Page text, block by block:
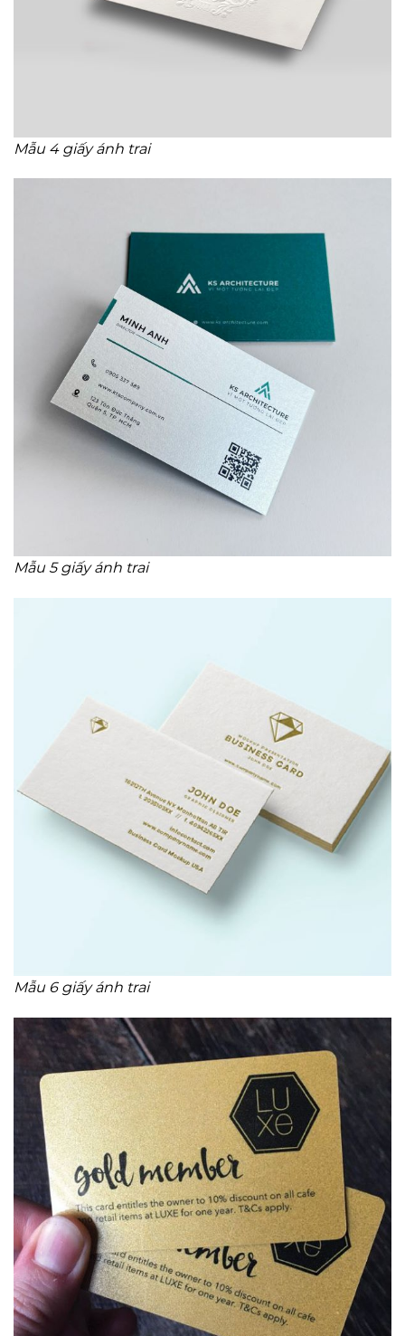
Mẫu 4 giấy ánh trai
Mẫu 5 giấy ánh trai
Mẫu 6 giấy ánh trai